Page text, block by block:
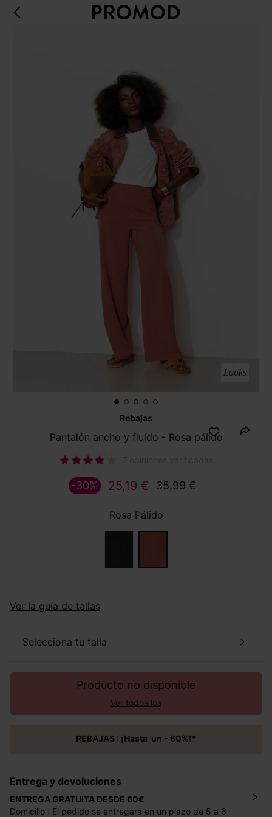
Looks
Rebajas
Pantalón ancho y fluido - Rosa pálido
25,19 € 35,99 €
-30%
Rosa Pálido
Ver la guía de tallas
selecciona tu talla
Producto no disponible
Ver todos los
REBAJAS : ¡Hasta un - 60%!*
Entrega y devoluciones
ENTREGA GRATUITA DESDE 60€
Domicilio : El pedido se entregará en un plazo de 5 a 6